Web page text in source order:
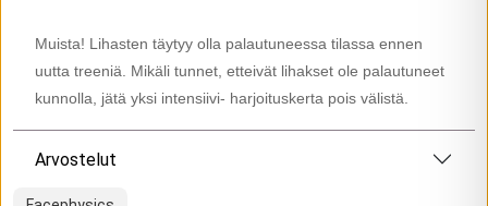
Muista! Lihasten täytyy olla palautuneessa tilassa ennen
uutta treeniä. Mikäli tunnet, etteivät lihakset ole palautuneet
kunnolla, jätä yksi intensiivi- harjoituskerta pois välistä.
Arvostelut